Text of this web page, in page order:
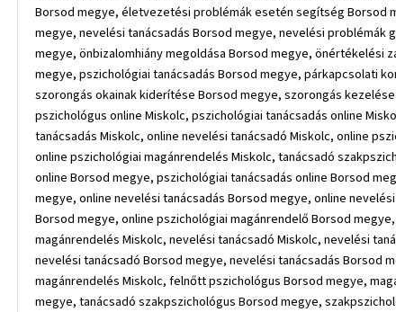
Borsod megye, életvezetési problémák esetén segítség Borsod
megye, nevelési tanácsadás Borsod megye, nevelési
megye, önbizalomhiány megoldása Borsod megye, önértékelési
megye, pszichológiai tanácsadás Borsod megye, párkapcsolati
szorongás okainak kiderítése Borsod megye, szorongás
pszichológus online Miskolc, pszichológiai tanácsadás online
tanácsadás Miskolc, online nevelési tanácsadó Miskolc, online
online pszichológiai magánrendelés Miskolc, tanácsadó
online Borsod megye, pszichológiai tanácsadás online Borsod
megye, online nevelési tanácsadás Borsod megye, online
Borsod megye, online pszichológiai magánrendelő Borsod
magánrendelés Miskolc, nevelési tanácsadó Miskolc, nevelési
nevelési tanácsadó Borsod megye, nevelési tanácsadás
magánrendelés Miskolc, felnőtt pszichológus Borsod megye,
megye, tanácsadó szakpszichológus Borsod megye,